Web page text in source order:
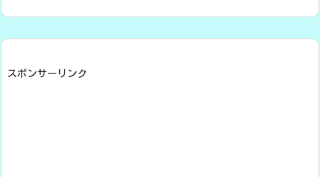
スポンサーリンク